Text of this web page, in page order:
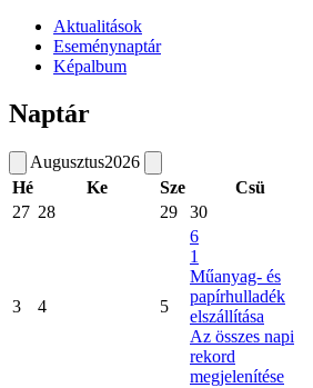
Aktualitások
Eseménynaptár
Képalbum
Naptár
Augusztus2026
Hé
Ke Sze Csü
27 28 29 30
3 4 5
6
1
Műanyag- és
papírhulladék
elszállítása
Az összes napi
rekord
megjelenítése